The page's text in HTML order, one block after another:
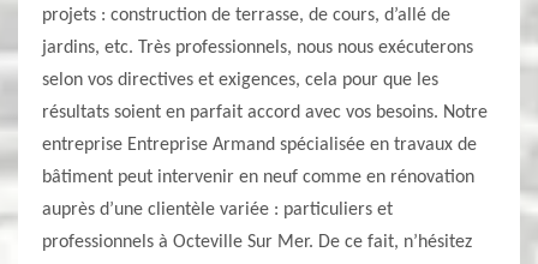
projets : construction de terrasse, de cours, d’allé de
jardins, etc. Très professionnels, nous nous exécuterons
selon vos directives et exigences, cela pour que les
résultats soient en parfait accord avec vos besoins. Notre
entreprise Entreprise Armand spécialisée en travaux de
bâtiment peut intervenir en neuf comme en rénovation
auprès d’une clientèle variée : particuliers et
professionnels à Octeville Sur Mer. De ce fait, n’hésitez